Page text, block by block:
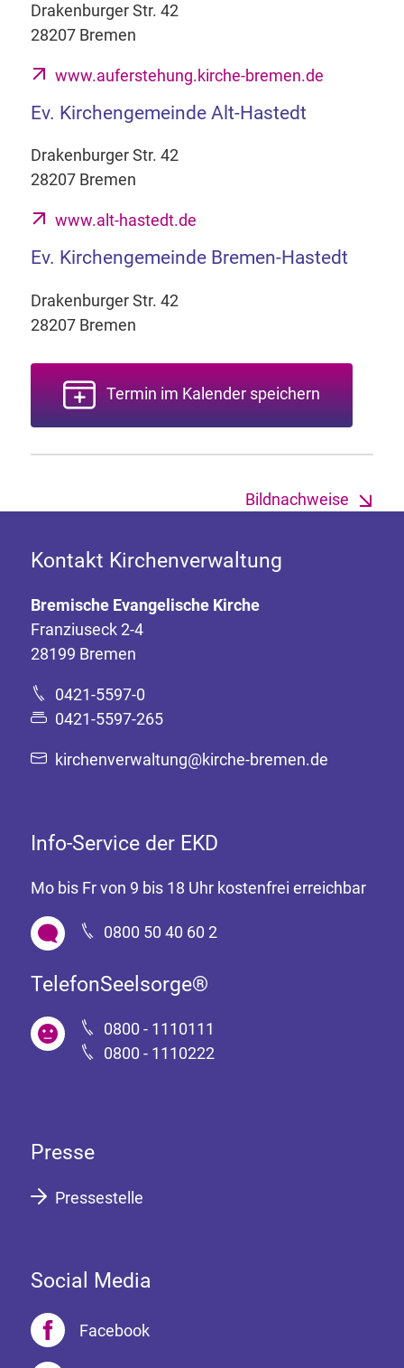
Drakenburger Str. 42
28207 Bremen
www.auferstehung.kirche-bremen.de
Ev. Kirchengemeinde Alt-Hastedt
Drakenburger Str. 42
28207 Bremen
www.alt-hastedt.de
Ev. Kirchengemeinde Bremen-Hastedt
Drakenburger Str. 42
28207 Bremen
Termin im Kalender speichern
Bildnachweise
Kontakt Kirchenverwaltung
Bremische Evangelische Kirche
Franziuseck 2-4
28199 Bremen
0421-5597-0
0421-5597-265
kirchenverwaltung@kirche-bremen.de
Info-Service der EKD
Mo bis Fr von 9 bis 18 Uhr kostenfrei erreichbar
0800 50 40 60 2
TelefonSeelsorge®
0800 - 1110111
0800 - 1110222
Presse
Pressestelle
Social Media
Facebook